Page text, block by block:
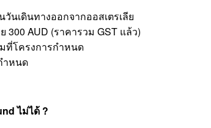
นเดินทางออกจากออสเตรเลีย
AUD (ราคารวม GST แล้ว)
ที่โครงการกำหนด
ำหนด
ไม่ได้ ?